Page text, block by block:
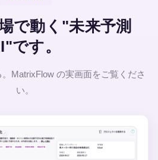
で動く"未来予測
です。
MatrixFlow の実画面をご覧くださ
い。